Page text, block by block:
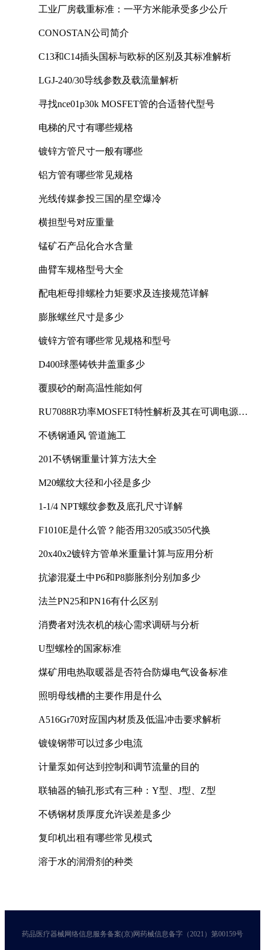
工业厂房载重标准：一平方米能承受多少公斤
CONOSTAN公司简介
C13和C14插头国标与欧标的区别及其标准解析
LGJ-240/30导线参数及载流量解析
寻找nce01p30k MOSFET管的合适替代型号
电梯的尺寸有哪些规格
镀锌方管尺寸一般有哪些
铝方管有哪些常见规格
光线传媒参投三国的星空爆冷
横担型号对应重量
锰矿石产品化合水含量
曲臂车规格型号大全
配电柜母排螺栓力矩要求及连接规范详解
膨胀螺丝尺寸是多少
镀锌方管有哪些常见规格和型号
D400球墨铸铁井盖重多少
覆膜砂的耐高温性能如何
RU7088R功率MOSFET特性解析及其在可调电源设
不锈钢通风 管道施工
201不锈钢重量计算方法大全
M20螺纹大径和小径是多少
1-1/4 NPT螺纹参数及底孔尺寸详解
F1010E是什么管？能否用3205或3505代换
20x40x2镀锌方管单米重量计算与应用分析
抗渗混凝土中P6和P8膨胀剂分别加多少
法兰PN25和PN16有什么区别
消费者对洗衣机的核心需求调研与分析
U型螺栓的国家标准
煤矿用电热取暖器是否符合防爆电气设备标准
照明母线槽的主要作用是什么
A516Gr70对应国内材质及低温冲击要求解析
镀镍钢带可以过多少电流
计量泵如何达到控制和调节流量的目的
联轴器的轴孔形式有三种：Y型、J型、Z型
不锈钢材质厚度允许误差是多少
复印机出租有哪些常见模式
溶于水的润滑剂的种类
药品医疗器械网络信息服务备案(京)网药械信息备字（2021）第00159号